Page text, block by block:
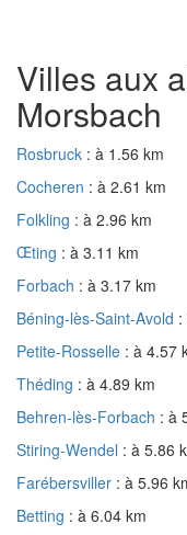
Villes aux
Morsbach
Rosbruck : à 1.56 km
Cocheren : à 2.61 km
Folkling : à 2.96 km
Œting : à 3.11 km
Forbach : à 3.17 km
Béning-lès-Saint-Avold :
Petite-Rosselle : à 4.57
Théding : à 4.89 km
Behren-lès-Forbach : à
Stiring-Wendel : à 5.86
Farébersviller : à 5.96
Betting : à 6.04 km